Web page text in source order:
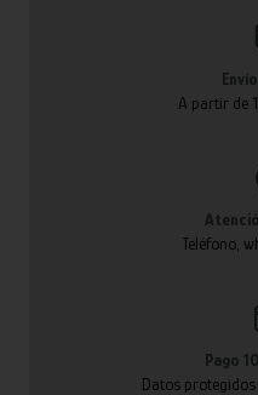
A partir de
Teléfono,
Pago
Datos